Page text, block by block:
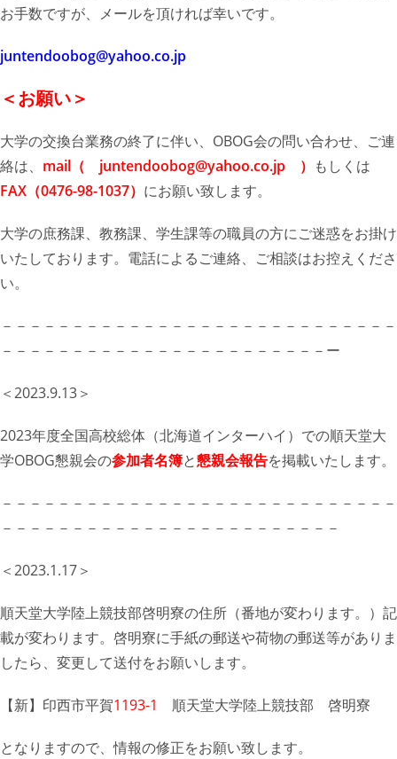
お手数ですが、メールを頂ければ幸いです。
juntendoobog@yahoo.co.jp
＜お願い＞
大学の交換台業務の終了に伴い、OBOG会の問い合わせ、ご連
絡は、 mail（ juntendoobog@yahoo.co.jp ） もしくは
FAX（0476-98-1037） にお願い致します。
大学の庶務課、教務課、学生課等の職員の方にご迷惑をお掛け
いたしております。電話によるご連絡、ご相談はお控えくださ
い。
－－－－－－－－－－－－－－－－－－－－－－－－－－－－
－－－－－－－－－－－－－－－－－－－－－－－ー
＜2023.9.13＞
2023年度全国高校総体（北海道インターハイ）での順天堂大
学OBOG懇親会の参加者名簿と懇親会報告を掲載いたします。
－－－－－－－－－－－－－－－－－－－－－－－－－－－－
－－－－－－－－－－－－－－－－－－－－－－－－
＜2023.1.17＞
順天堂大学陸上競技部啓明寮の住所（番地が変わります。）記
載が変わります。啓明寮に手紙の郵送や荷物の郵送等がありま
したら、変更して送付をお願いします。
【新】印西市平賀1193-1 順天堂大学陸上競技部 啓明寮
となりますので、情報の修正をお願い致します。